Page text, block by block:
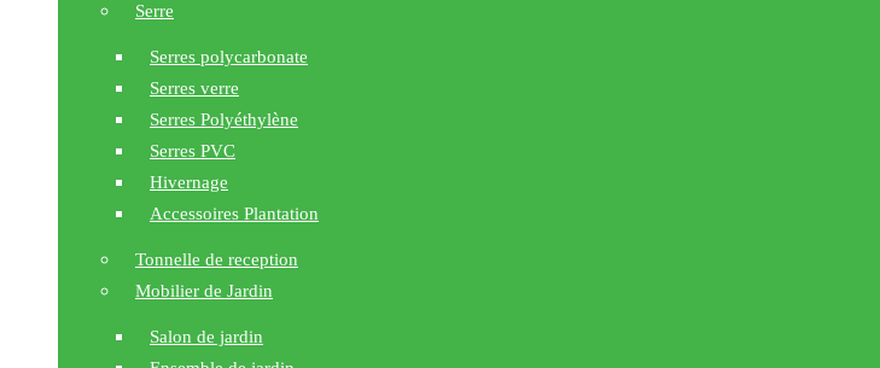
Serre
Serres polycarbonate
Serres verre
Serres Polyéthylène
Serres PVC
Hivernage
Accessoires Plantation
Tonnelle de reception
Mobilier de Jardin
Salon de jardin